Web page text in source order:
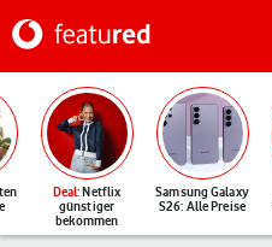
Deal: Netflix
günstiger
bekommen
Samsung Galaxy
S26: Alle Preise